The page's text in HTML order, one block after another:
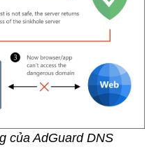
của AdGuard DNS